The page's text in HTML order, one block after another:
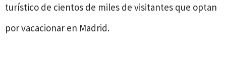
turístico de cientos de miles de visitantes que optan
por vacacionar en Madrid.